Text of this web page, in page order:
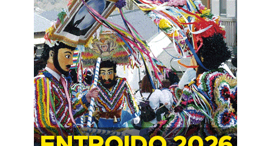
a
r
: